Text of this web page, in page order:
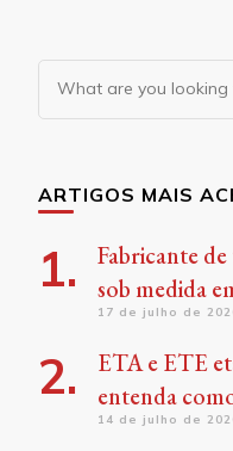
Looking
for
ARTIGOS MAIS
Fabricante
sob medida
17 de julho de
ETA e ETE
entenda
14 de julho de